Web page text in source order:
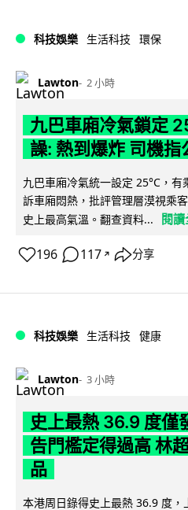
科技娛樂 生活科技 環保
Lawton 2 小時
九巴車廂冷氣鎖定
譟: 熱到爆炸 司機
九巴車廂冷氣統一設定 25°C，
訴車廂悶熱，批評管理層漠視乘
史上最高氣溫。翻查資料...
閱
196 117 ↗ 分享
科技娛樂 生活科技 健康
Lawton 3 小時
史上最熱 36.9 度僅
告門檻定得過高 林
品
本港周日錄得史上最熱 36.9 度